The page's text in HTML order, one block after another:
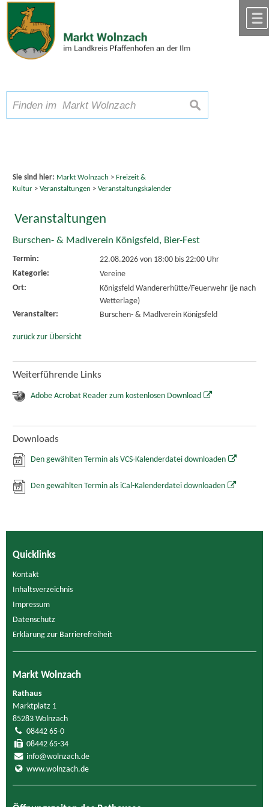
Zum Inhalt,zur Navigation
Schriftgröße A A A suchen
Sie sind hier: Markt Wolnzach > Freizeit &
Kultur> Veranstaltungen > Veranstaltungskalender
Veranstaltungen
Burschen- & Madlverein Königsfeld, Bier-Fest
Termin: 22.08.2026 von 18:00bis 22:00 Uhr
Kategorie:
Vereine
Ort:
Königsfeld Wandererhütte/Feuerwehr (je nach
Wetterlage)
Veranstalter:
Burschen- & Madlverein Königsfeld
zurück zur Übersicht
Weiterführende Links
Adobe Acrobat Reader zum kostenlosen Download
Downloads
Den gewählten Termin als VCS-Kalenderdatei downloaden
Den gewählten Termin als iCal-Kalenderdatei downloaden
Quicklinks
Kontakt
Inhaltsverzeichnis
Impressum
Datenschutz
Erklärung zur Barrierefreiheit
Markt Wolnzach
Rathaus
Marktplatz 1
85283 Wolnzach
08442 65-0
08442 65-34
info@wolnzach.de
www.wolnzach.de